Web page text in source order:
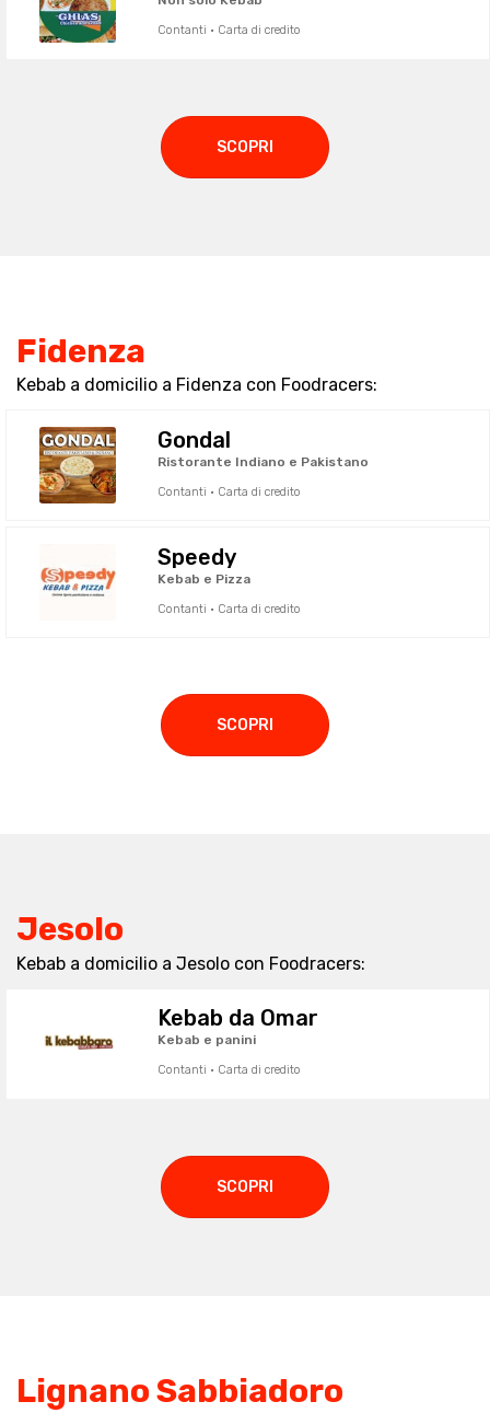
Contanti · Carta di credito
SCOPRI
Fidenza
Kebab a domicilio a Fidenza con Foodracers:
Gondal
Ristorante Indiano e Pakistano
Contanti · Carta di credito
Speedy
Kebab e Pizza
Contanti · Carta di credito
SCOPRI
Jesolo
Kebab a domicilio a Jesolo con Foodracers:
Kebab da Omar
Kebab e panini
Contanti · Carta di credito
SCOPRI
Lignano Sabbiadoro